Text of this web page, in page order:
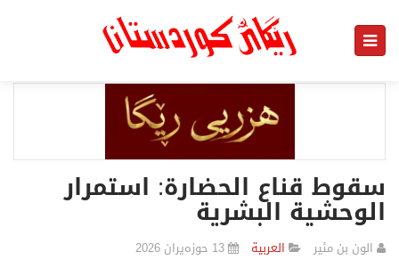
سقوط قناع الحضارة: استمرار
الوحشية البشرية
الون بن مئير العربیة 13 حوزەیران 2026